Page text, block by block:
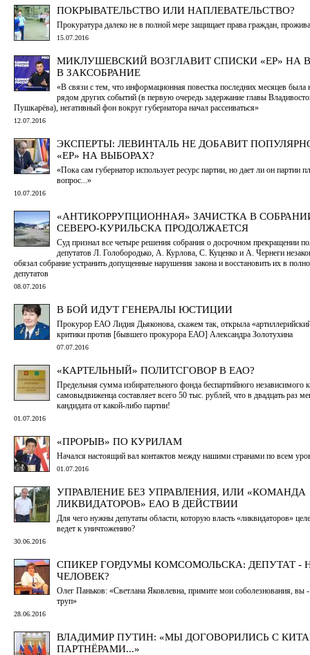
ПОКРЫВАТЕЛЬСТВО ИЛИ НАПЛЕВАТЕЛЬСТВО?
Прокуратура далеко не в полной мере защищает права граждан,
15.07.2016
МИКЛУШЕВСКИЙ ВОЗГЛАВИТ СПИСКИ «ЕР» НА
В ЗАКСОБРАНИЕ
«В связи с тем, что информационная повестка последних месяцев была
рядом других событий (в первую очередь задержание главы
Пушкарёва), негативный фон вокруг губернатора начал рассеиваться»
12.07.2016
ЭКСПЕРТЫ: ЛЕВИНТАЛЬ НЕ ДОБАВИТ
«ЕР» НА ВЫБОРАХ?
«Пока сам губернатор использует ресурс партии, но дает ли он партии
вопрос...»
10.07.2016
«АНТИКОРРУПЦИОННАЯ» ЗАЧИСТКА В
СЕВЕРО-КУРИЛЬСКА ПРОДОЛЖАЕТСЯ
Суд признал все четыре решения собрания о досрочном прекращении
депутатов Л. Голобородько, А. Курлова, С. Куценко и А. Чернеги
обязал собрание устранить допущенные нарушения закона и восстановить их в
депутатов
08.07.2016
В БОЙ ИДУТ ГЕНЕРАЛЫ ЮСТИЦИИ
Прокурор ЕАО Лидия Дьяконова, скажем так, открыла
критики против [бывшего прокурора ЕАО] Александра Золотухина
07.07.2016
«КАРТЕЛЬНЫЙ» ПОЛИТСГОВОР В ЕАО?
Предельная сумма избирательного фонда беспартийного независимого
самовыдвиженца составляет всего 50 тыс. рублей, что в двадцать раз
кандидата от какой-либо партии!
01.07.2016
«ПРОРЫВ» ПО КУРИЛАМ
Начался настоящий вал контактов между нашими странами по всем
01.07.2016
УПРАВЛЕНИЕ БЕЗ УПРАВЛЕНИЯ, ИЛИ «КОМАНДА
ЛИКВИДАТОРОВ» ЕАО В ДЕЙСТВИИ
Для чего нужны депутаты области, которую власть «ликвидаторов»
ведет к уничтожению?
30.06.2016
СПИКЕР ГОРДУМЫ КОМСОМОЛЬСКА: ДЕПУТАТ -
ЧЕЛОВЕК?
Олег Паньков: «Светлана Яковлевна, примите мои соболезнования, вы
труп»
28.06.2016
ВЛАДИМИР ПУТИН: «МЫ ДОГОВОРИЛИСЬ С
ПАРТНЁРАМИ...»